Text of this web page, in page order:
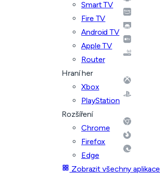
Smart TV
Fire TV
Android TV
Apple TV
Router
Hraní her
Xbox
PlayStation
Rozšíření
Chrome
Firefox
Edge
Zobrazit všechny aplikace